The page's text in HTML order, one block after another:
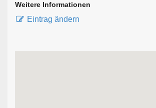
Weitere Informationen
Eintrag ändern